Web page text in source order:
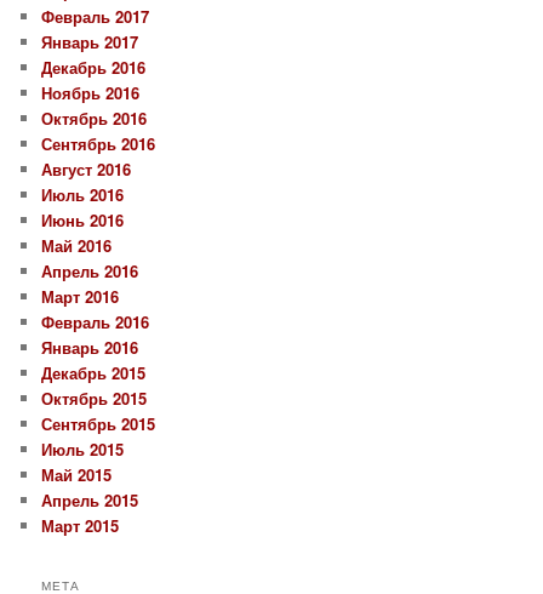
Февраль 2017
Январь 2017
Декабрь 2016
Ноябрь 2016
Октябрь 2016
Сентябрь 2016
Август 2016
Июль 2016
Июнь 2016
Май 2016
Апрель 2016
Март 2016
Февраль 2016
Январь 2016
Декабрь 2015
Октябрь 2015
Сентябрь 2015
Июль 2015
Май 2015
Апрель 2015
Март 2015
МЕТА